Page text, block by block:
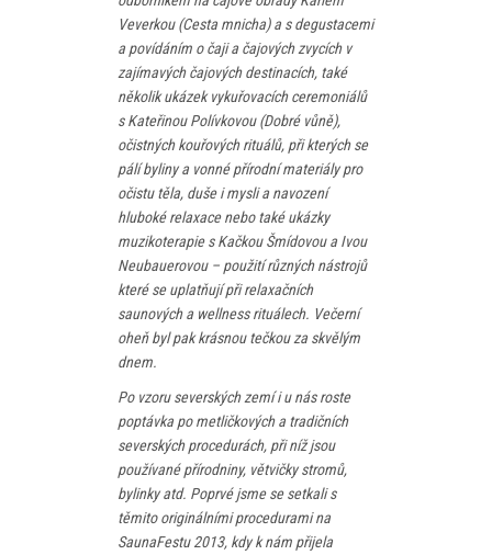
Veverkou (Cesta mnicha) a s degustacemi
a povídáním o čaji a čajových zvycích v
zajímavých čajových destinacích, také
několik ukázek vykuřovacích ceremoniálů
s Kateřinou Polívkovou (Dobré vůně),
očistných kouřových rituálů, při kterých se
pálí byliny a vonné přírodní materiály pro
očistu těla, duše i mysli a navození
hluboké relaxace nebo také ukázky
muzikoterapie s Kačkou Šmídovou a Ivou
Neubauerovou – použití různých nástrojů
které se uplatňují při relaxačních
saunových a wellness rituálech. Večerní
oheň byl pak krásnou tečkou za skvělým
dnem.
Po vzoru severských zemí i u nás roste
poptávka po metličkových a tradičních
severských procedurách, při níž jsou
používané přírodniny, větvičky stromů,
bylinky atd. Poprvé jsme se setkali s
těmito originálními procedurami na
SaunaFestu 2013, kdy k nám přijela